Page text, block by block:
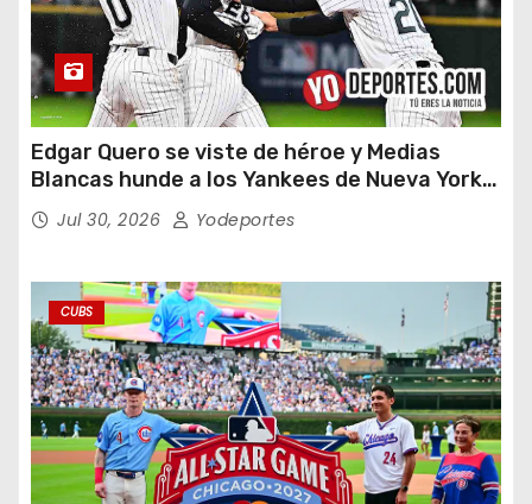
Edgar Quero se viste de héroe y Medias
Blancas hunde a los Yankees de Nueva York
en doce entradas
Jul 30, 2026 Yodeportes
CUBS